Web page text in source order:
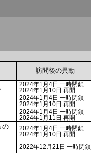
訪問後の異動
2024年1月4日 一時閉鎖
2024年1月10日 再開
2024年1月4日 一時閉鎖
2024年1月10日 再開
2024年1月4日 一時閉鎖
2024年1月11日 再開
の
2024年1月4日 一時閉鎖
2024年1月10日 再開
2022年12月21日 一時閉鎖